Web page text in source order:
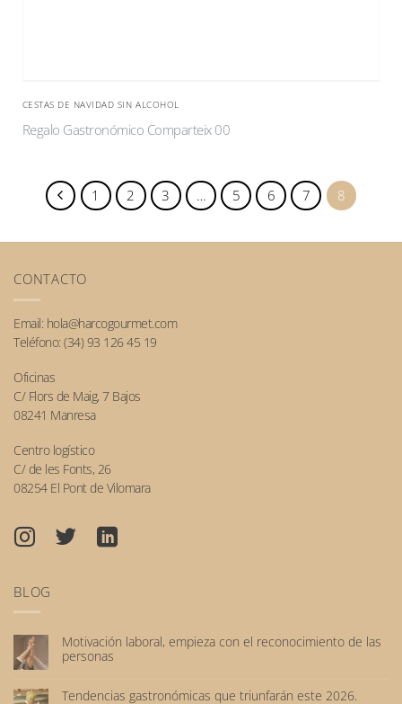
CESTAS DE NAVIDAD SIN ALCOHOL
Regalo Gastronómico Comparteix 00
1 2 3 … 5 6 7 8
CONTACTO
Email: hola@harcogourmet.com
Teléfono: (34) 93 126 45 19
Oficinas
C/ Flors de Maig, 7 Bajos
08241 Manresa
Centro logístico
C/ de les Fonts, 26
08254 El Pont de Vilomara
BLOG
Motivación laboral, empieza con el reconocimiento de las
personas
hay
Tendencias gastronómicas que triunfarán este 2026.